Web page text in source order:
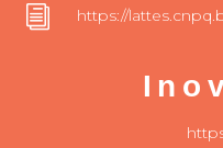
i https://